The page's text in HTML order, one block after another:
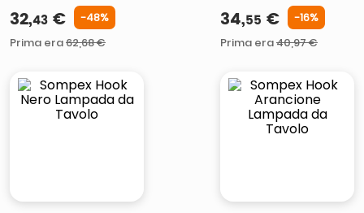
32,43 € -48%
Prima era62,68€
34,55 € -16%
Prima era40,97€